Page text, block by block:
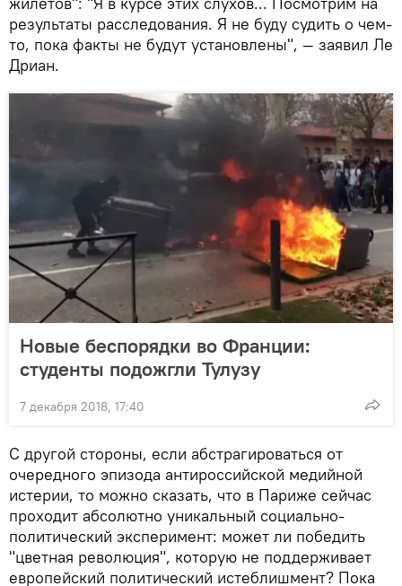
результаты расследования. Я не буду судить о чем-
то, пока факты не будут установлены", — заявил Ле
Дриан.
Новые беспорядки во Франции:
студенты подожгли Тулузу
7 декабря 2018, 17:40
С другой стороны, если абстрагироваться от
очередного эпизода антироссийской медийной
истерии, то можно сказать, что в Париже сейчас
проходит абсолютно уникальный социально-
политический эксперимент: может ли победить
"цветная революция", которую не поддерживает
европейский политический истеблишмент? Пока